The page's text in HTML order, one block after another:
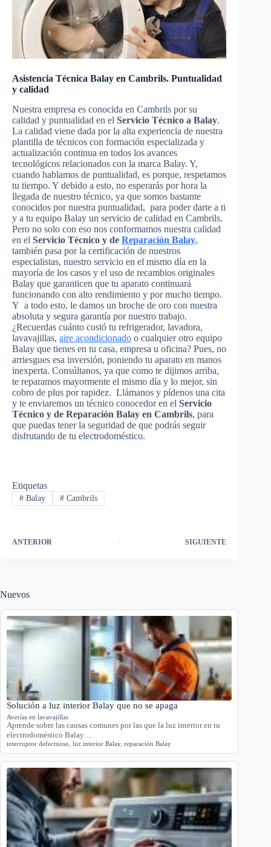
Asistencia Técnica Balay en Cambrils. Puntualidad
y calidad
Nuestra empresa es conocida en Cambrils por su
calidad y puntualidad en el Servicio Técnico a Balay.
La calidad viene dada por la alta experiencia de nuestra
plantilla de técnicos con formación especializada y
actualización continua en todos los avances
tecnológicos relacionados con la marca Balay. Y,
cuando hablamos de puntualidad, es porque, respetamos
tu tiempo. Y debido a esto, no esperarás por hora la
llegada de nuestro técnico, ya que somos bastante
conocidos por nuestra puntualidad, para poder darte a ti
y a tu equipo Balay un servicio de calidad en Cambrils.
Pero no solo con eso nos conformamos nuestra calidad
en el Servicio Técnico y de Reparación Balay,
también pasa por la certificación de nuestros
especialistas, nuestro servicio en el mismo día en la
mayoría de los casos y el uso de recambios originales
Balay que garanticen que tu aparato continuará
funcionando con alto rendimiento y por mucho tiempo.
Y a todo esto, le damos un broche de oro con nuestra
absoluta y segura garantía por nuestro trabajo.
¿Recuerdas cuánto costó tu refrigerador, lavadora,
lavavajillas, aire acondicionado o cualquier otro equipo
Balay que tienes en tu casa, empresa u oficina? Pues, no
arriesgues esa inversión, poniendo tu aparato en manos
inexperta. Consúltanos, ya que como te dijimos arriba,
te reparamos mayormente el mismo día y lo mejor, sin
cobro de plus por rapidez. Llámanos y pídenos una cita
y te enviaremos un técnico conocedor en el Servicio
Técnico y de Reparación Balay en Cambrils, para
que puedas tener la seguridad de que podrás seguir
disfrutando de tu electrodoméstico.
Etiquetas
#Balay #Cambrils
ANTERIOR SIGUIENTE
Nuevos
Solución a luz interior Balay que no se apaga
Averías en lavavajillas
Aprende sobre las causas comunes por las que la luz interior en tu
electrodoméstico Balay…
interruptor defectuoso luz interior Balay, reparación Balay